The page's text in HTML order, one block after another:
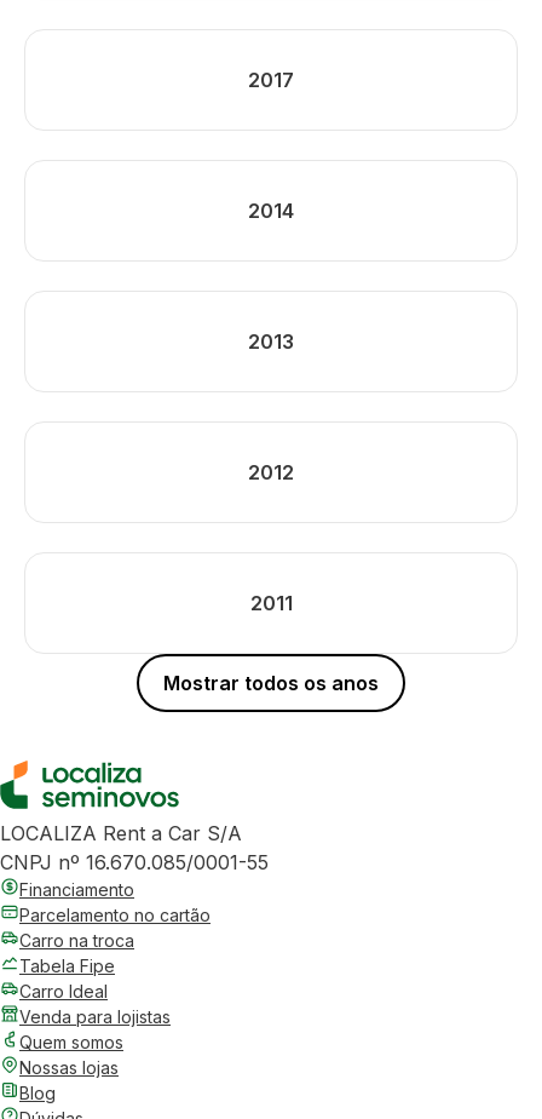
2017
2014
2013
2012
2011
Mostrar todos os anos
LOCALIZA Rent a Car S/A
CNPJ nº 16.670.085/0001-55
Financiamento
Parcelamento no cartão
Carro na troca
Tabela Fipe
Carro Ideal
Venda para lojistas
Quem somos
Nossas lojas
Blog